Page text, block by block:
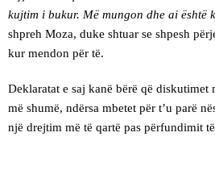
kujtim i bukur. Më mungon dhe ai është
shpreh Moza, duke shtuar se shpesh
kur mendon për të.
Deklaratat e saj kanë bërë që diskutimet
më shumë, ndërsa mbetet për t’u parë
një drejtim më të qartë pas përfundimit